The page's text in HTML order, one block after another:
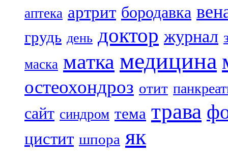
аптека артрит бородавка
грудь день доктор журнал
маска матка медицина
остеохондроз отит
сайт синдром тема трава
цистит шпора як